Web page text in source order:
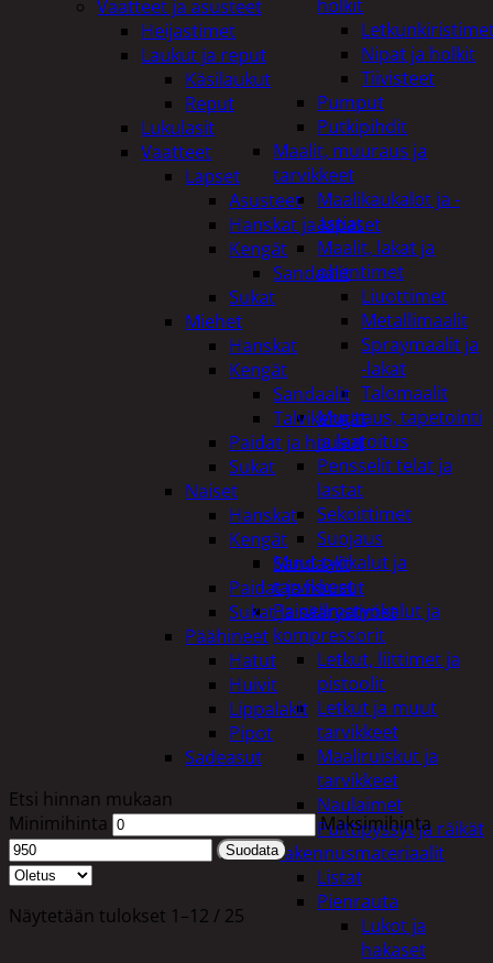
holkit
Nipat ja holkit
Tiivisteet
Pumput
Putkipihdit
Maalit, muuraus ja
tarvikkeet
Maalikaukalot ja -
astiat
Maalit, lakat ja
ohentimet
Liuottimet
Metallimaalit
Spraymaalit ja
-lakat
Talomaalit
Muuraus, tapetointi
ja laatoitus
Pensselit telat ja
lastat
Sekoittimet
Suojaus
Muut työkalut ja
tarvikkeet
Paineilmatyökalut ja
kompressorit
Letkut, liittimet ja
pistoolit
Letkut ja muut
tarvikkeet
Maaliruiskut ja
tarvikkeet
Naulaimet
Pulttipyssyt ja räikät
Rakennusmateriaalit
Listat
Pienrauta
Lukot ja
hakaset
Vaatteet ja asusteet
Heijastimet
Laukut ja reput
Käsilaukut
Reput
Lukulasit
Vaatteet
Lapset
Asusteet
Hanskat ja lapaset
Kengät
Sandaalit
Sukat
Miehet
Hanskat
Kengät
Sandaalit
Talvikengät
Paidat ja housut
Sukat
Naiset
Hanskat
Kengät
Sandaalit
Paidat ja housut
Sukat ja säärystimet
Päähineet
Hatut
Huivit
Lippalakit
Pipot
Sadeasut
Etsi hinnan mukaan
Minimihinta
Maksimihinta
Suodata
Näytetään tulokset 1–12 / 25